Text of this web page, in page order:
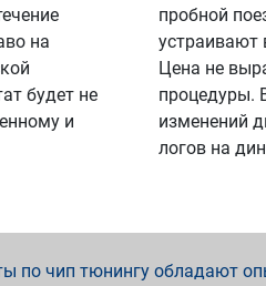
на
будет не
и
пробной
устраивают
Цена не
процедуры.
изменений
логов на
по чип тюнингу обладают